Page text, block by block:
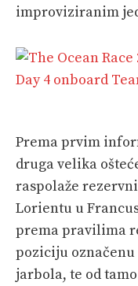
improviziranim
Prema prvim
druga velika
raspolaže
Lorientu u
prema pravilima
poziciju označenu
jarbola, te od